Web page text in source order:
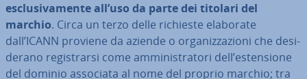
esclu­si­va­men­te all’uso da parte dei titolari del
marchio. Circa un terzo delle richieste elaborate
dall’ICANN proviene da aziende o or­ga­niz­za­zio­ni che de­si­
de­ra­no re­gi­strar­si come am­mi­ni­stra­to­ri dell’esten­sio­ne
del dominio associata al nome del proprio marchio; tra